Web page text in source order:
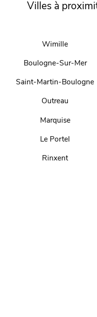
Villes à
Wimille
Boulogne-Sur-Mer
Saint-Martin-Boulogne
Outreau
Marquise
Le Portel
Rinxent